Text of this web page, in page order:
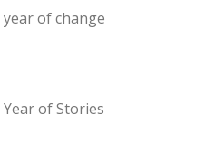
year of change
of Stories